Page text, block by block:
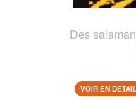
Des
VOIR EN